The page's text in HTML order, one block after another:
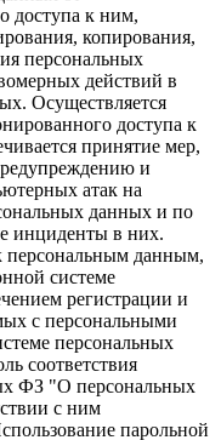
доступа к ним,
копирования,
персональных
действий в
Осуществляется
доступа к
принятие мер,
и
атак на
данных и по
инциденты в них.
персональным данным,
системе
регистрации и
с персональными
персональных
соответствия
ФЗ "О персональных
с ним
парольной